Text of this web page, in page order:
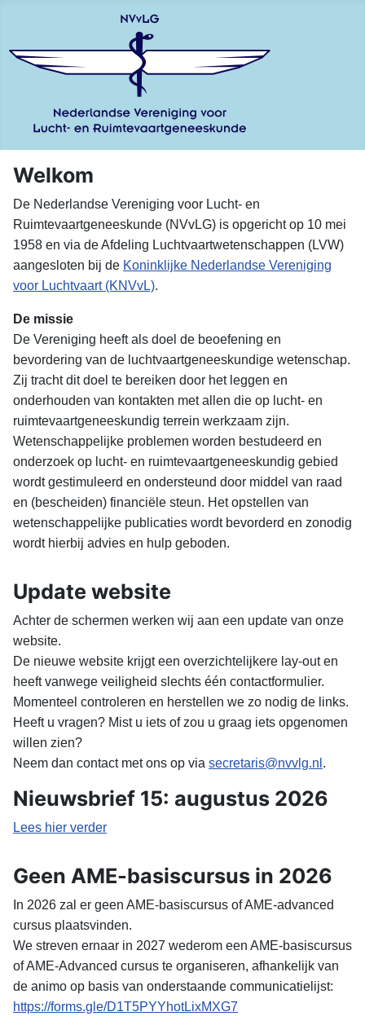
Welkom
De Nederlandse Vereniging voor Lucht- en
Ruimtevaartgeneeskunde (NVvLG) is opgericht op 10 mei
1958 en via de Afdeling Luchtvaartwetenschappen (LVW)
aangesloten bij de Koninklijke Nederlandse Vereniging
voor Luchtvaart (KNVvL).
De missie
De Vereniging heeft als doel de beoefening en
bevordering van de luchtvaartgeneeskundige wetenschap.
Zij tracht dit doel te bereiken door het leggen en
onderhouden van kontakten met allen die op lucht- en
ruimtevaartgeneeskundig terrein werkzaam zijn.
Wetenschappelijke problemen worden bestudeerd en
onderzoek op lucht- en ruimtevaartgeneeskundig gebied
wordt gestimuleerd en ondersteund door middel van raad
en (bescheiden) financiële steun. Het opstellen van
wetenschappelijke publicaties wordt bevorderd en zonodig
wordt hierbij advies en hulp geboden.
Update website
Achter de schermen werken wij aan een update van onze
website.
De nieuwe website krijgt een overzichtelijkere lay-out en
heeftvanwege veiligheid slechts één contactformulier.
Momenteel controleren en herstellen we zo nodig de links.
Heeft u vragen? Mist u iets of zou u graag iets opgenomen
willen zien?
Neem dan contact met ons op via secretaris@nvvlg.nl .
Nieuwsbrief 15: augustus 2026
Lees hier verder
Geen AME-basiscursus in 2026
In 2026 zal er geen AME-basiscursus of AME-advanced
cursus plaatsvinden.
We streven ernaar in 2027 wederom een AME-basiscursus
of AME-Advanced cursus te organiseren, afhankelijk van
de animo op basis van onderstaande communicatielijst:
https://forms.gle/D1T5PYYhotLixMXG7